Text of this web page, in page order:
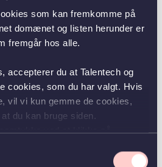
som kan fremkomme på
domænet og listen herunder er
fremgår hos alle.
accepterer du at Talentech og
cookies, som du har valgt. Hvis
vil vi kun gemme de cookies,
du kan bruge siden.